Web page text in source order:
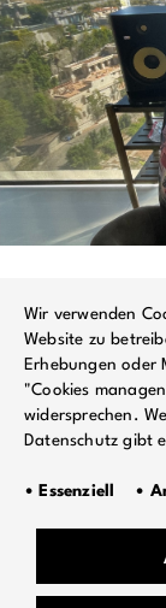
JOBS
Wir verwenden
Website zu
Erhebungen oder
"Cookies
widersprechen.
Datenschutz gibt
• Essenziell •